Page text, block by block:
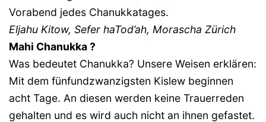
Vorabend jedes Chanukkatages.
Eljahu Kitow, Sefer haTod’ah, Morascha Zürich
Mahi Chanukka ?
Was bedeutet Chanukka? Unsere Weisen erklären:
Mit dem fünfundzwanzigsten Kislew beginnen
acht Tage. An diesen werden keine Trauerreden
gehalten und es wird auch nicht an ihnen gefastet.